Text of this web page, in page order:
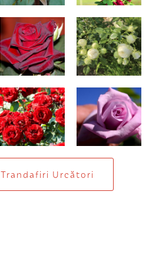
Black Baccara Lemon peony
Intrigue Sissi
Trandafiri Urcători